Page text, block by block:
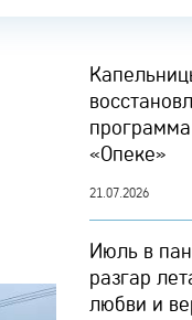
«Опеке»
21.07.2026
Июль в
разгар
любви и